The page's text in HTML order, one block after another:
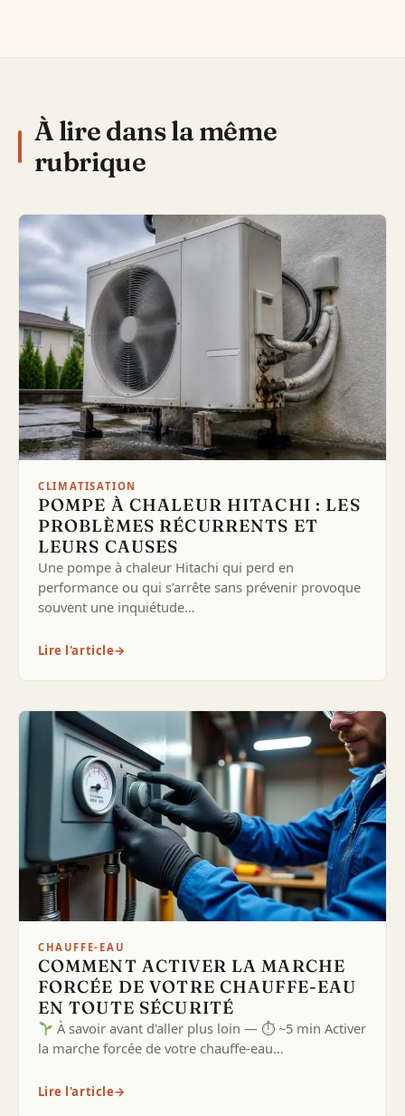
À lire dans la même
rubrique
CLIMATISATION
POMPE À CHALEUR HITACHI : LES
PROBLÈMES RÉCURRENTS ET
LEURS CAUSES
Une pompe à chaleur Hitachi qui perd en
performance ou qui s’arrête sans prévenir provoque
souvent une inquiétude…
Lire l'article→
CHAUFFE-EAU
COMMENT ACTIVER LA MARCHE
FORCÉE DE VOTRE CHAUFFE-EAU
EN TOUTE SÉCURITÉ
À savoir avant d'aller plus loin — ⏱ ~5 min Activer
la marche forcée de votre chauffe-eau…
Lire l'article→